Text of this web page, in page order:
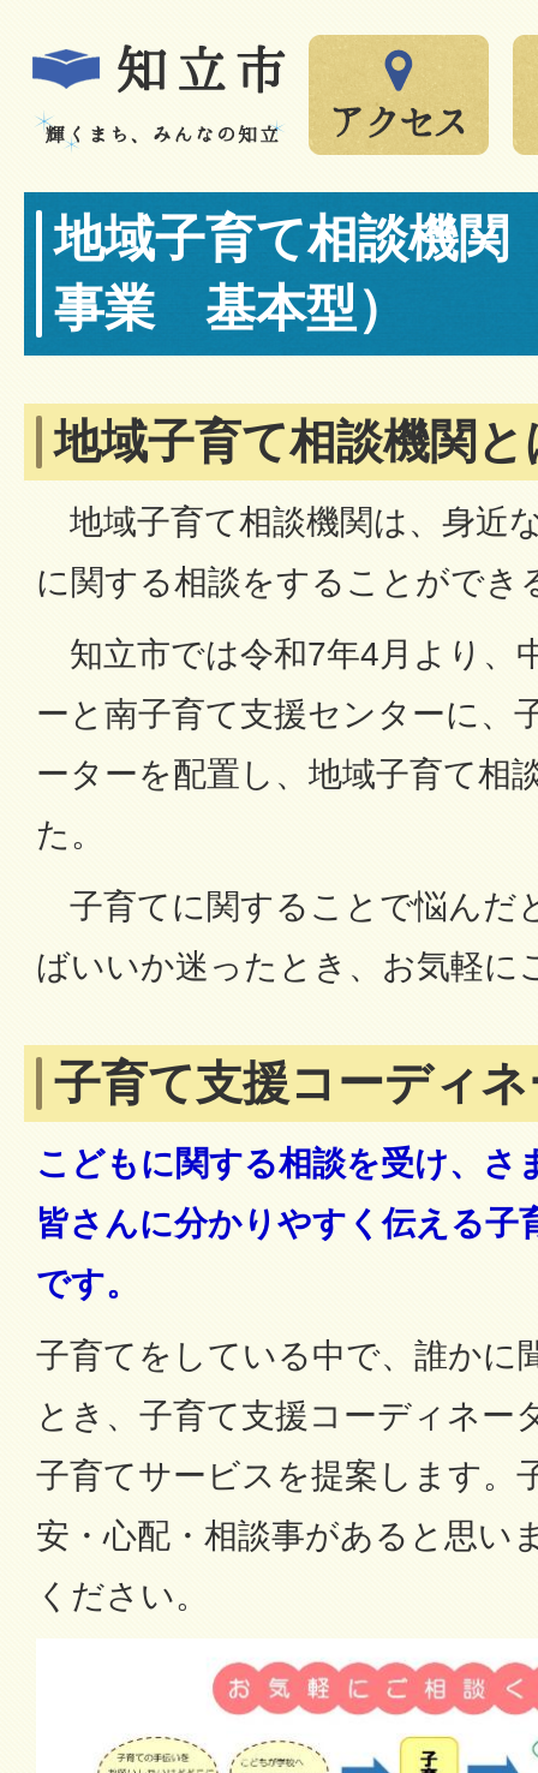
地域子育て相談機関
事業 基本型）
地域子育て相談機関と
地域子育て相談機関は、身近
に関する相談をすることができ
知立市では令和7年4月より、
ーと南子育て支援センターに、
ーターを配置し、地域子育て相
た。
子育てに関することで悩んだ
ばいいか迷ったとき、お気軽に
子育て支援コーディ
こどもに関する相談を受け、さ
皆さんに分かりやすく伝える子
です。
子育てをしている中で、誰かに
とき、子育て支援コーディネー
子育てサービスを提案します。
安・心配・相談事があると思い
ください。